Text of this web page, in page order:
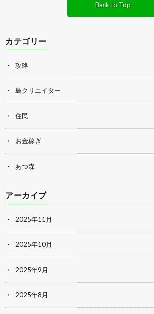
Back to Top
カテゴリー
攻略
島クリエイター
住民
お金稼ぎ
あつ森
アーカイブ
2025年11月
2025年10月
2025年9月
2025年8月